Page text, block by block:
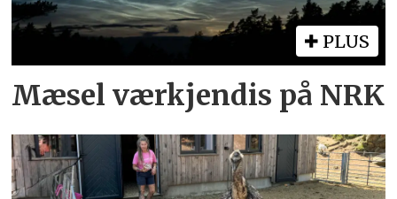
PLUS
Mæsel værkjendis på NRK